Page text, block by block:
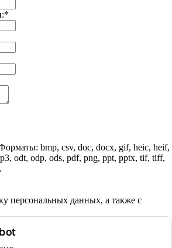
*
bmp, csv, doc, docx, gif, heic, heif,
odt, odp, ods, pdf, png, ppt, pptx, tif, tiff,
персональных данных, а также с